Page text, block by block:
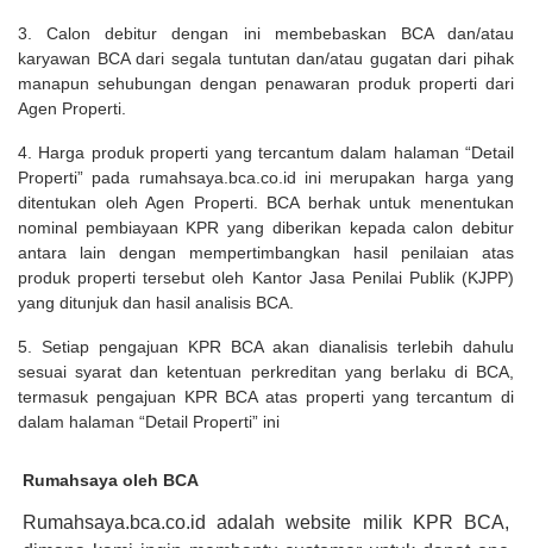
3. Calon debitur dengan ini membebaskan BCA dan/atau
karyawan BCA dari segala tuntutan dan/atau gugatan dari pihak
manapun sehubungan dengan penawaran produk properti dari
Agen Properti.
4. Harga produk properti yang tercantum dalam halaman “Detail
Properti” pada rumahsaya.bca.co.id ini merupakan harga yang
ditentukan oleh Agen Properti. BCA berhak untuk menentukan
nominal pembiayaan KPR yang diberikan kepada calon debitur
antara lain dengan mempertimbangkan hasil penilaian atas
produk properti tersebut oleh Kantor Jasa Penilai Publik (KJPP)
yang ditunjuk dan hasil analisis BCA.
5. Setiap pengajuan KPR BCA akan dianalisis terlebih dahulu
sesuai syarat dan ketentuan perkreditan yang berlaku di BCA,
termasuk pengajuan KPR BCA atas properti yang tercantum di
dalam halaman “Detail Properti” ini
Rumahsaya oleh BCA
Rumahsaya.bca.co.id adalah website milik KPR BCA,